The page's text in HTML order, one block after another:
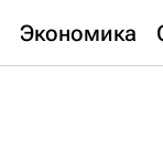
Экономика